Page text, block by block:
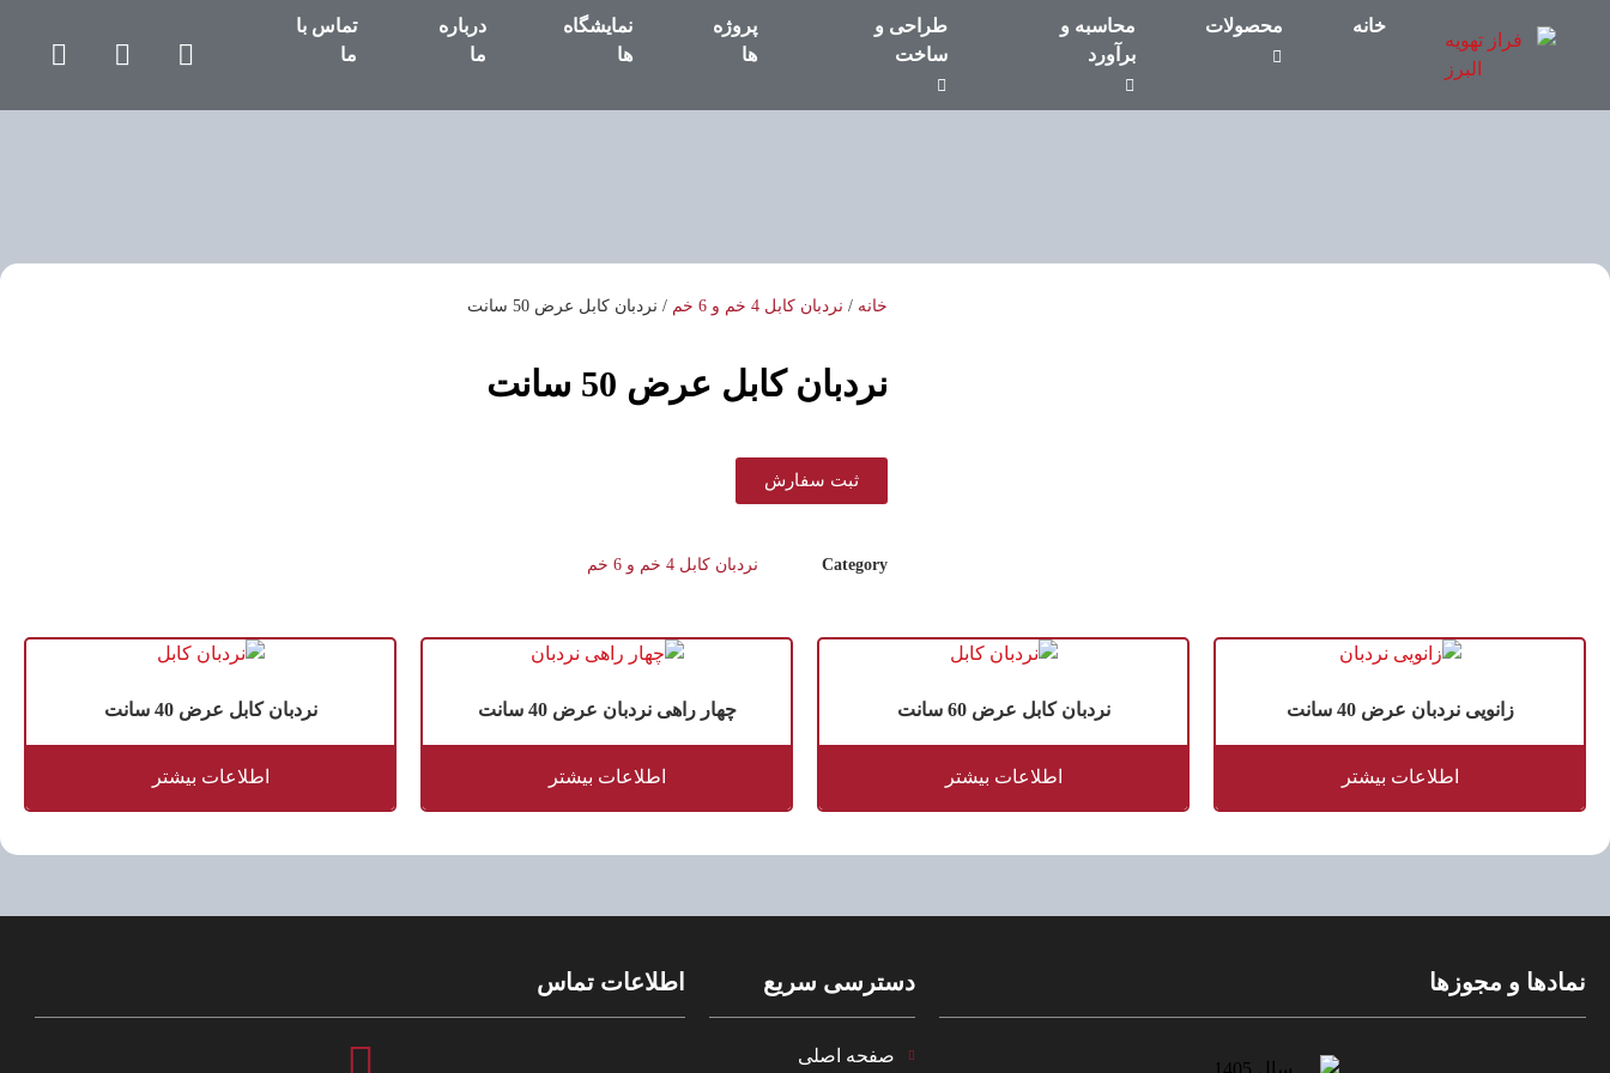
خانه محصولات
محاسبه و
برآورد
طراحی و
ساخت
پروژه
ها
نمایشگاه
ها
درباره
ما
تماس با
ما
خانه / نردبان کابل 4 خم و 6 خم / نردبان کابل عرض 50 سانت
نردبان کابل عرض 50 سانت
ثبت سفارش
Category نردبان کابل 4 خم و 6 خم
زانویی نردبان عرض 40 سانت
اطلاعات بیشتر
نردبان کابل عرض 60 سانت
اطلاعات بیشتر
چهار راهی نردبان عرض 40 سانت
اطلاعات بیشتر
نردبان کابل عرض 40 سانت
اطلاعات بیشتر
نمادها و مجوزها دسترسی سریع
صفحه اصلی
اطلاعات تماس